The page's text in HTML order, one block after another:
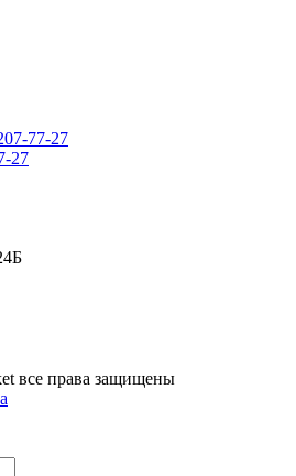
77-27
27
все права защищены